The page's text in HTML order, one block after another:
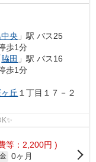
央 」駅 バス25
歩1分
脇田 」駅 バス16
歩1分
丘 １丁目１７－２
等：2,200円 )
0ヶ月